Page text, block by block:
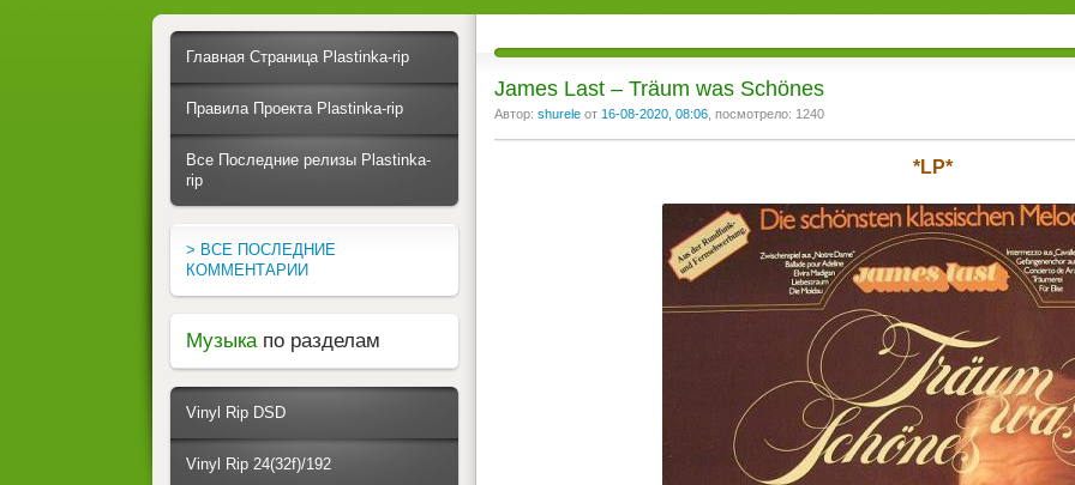
James Last ‎– Träum was Schönes
Автор: shurele от 16-08-2020, 08:06 , посмотрело: 1240
*LP*
Главная Страница Plastinka-rip
Правила Проекта Plastinka-rip
Все Последние релизы Plastinka-
rip
> ВСЕ ПОСЛЕДНИЕ
КОММЕНТАРИИ
Музыка по разделам
Vinyl Rip DSD
Vinyl Rip 24(32f)/192